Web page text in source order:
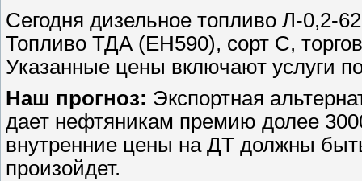
Сегодня дизельное топливо Л-0,2-
Топливо ТДА (ЕН590), сорт С,
Указанные цены включают услуги
Наш прогноз: Экспортная
дает нефтяникам премию долее
внутренние цены на ДТ должны
произойдет.